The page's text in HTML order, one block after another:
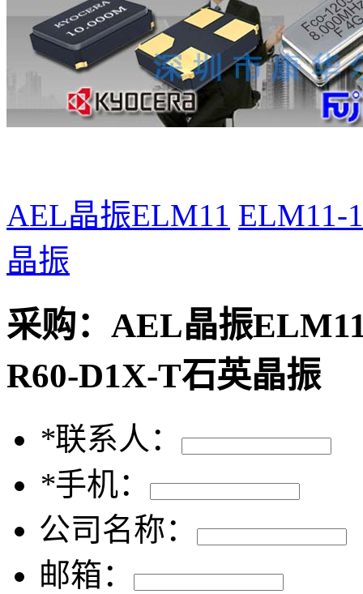
AEL晶振ELM11 ELM11-
晶振
采购： AEL晶振
R60-D1X-T石英晶振
*联系人：
*手机：
公司名称：
邮箱：